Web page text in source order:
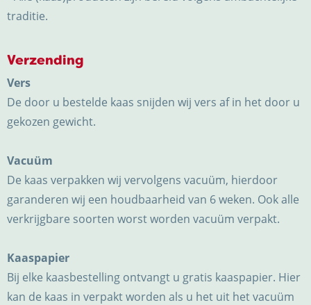
traditie.
Verzending
Vers
De door u bestelde kaas snijden wij vers af in het door u
gekozen gewicht.
Vacuüm
De kaas verpakken wij vervolgens vacuüm, hierdoor
garanderen wij een houdbaarheid van 6 weken. Ook alle
verkrijgbare soorten worst worden vacuüm verpakt.
Kaaspapier
Bij elke kaasbestelling ontvangt u gratis kaaspapier. Hier
kan de kaas in verpakt worden als u het uit het vacuüm